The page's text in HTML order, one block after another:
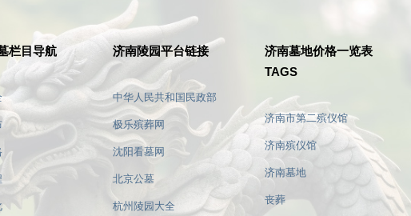
栏目导航 济南陵园平台链接
中华人民共和国民政部
极乐殡葬网
沈阳看墓网
北京公墓
杭州陵园大全
济南墓地价格一览表
TAGS
济南市第二殡仪馆
济南殡仪馆
济南墓地
丧葬
济南陵园价格是多少？影响价格的因素及不同
类型陵园选择介绍
济南双峰山墓园，实用避坑策略，确保您的选